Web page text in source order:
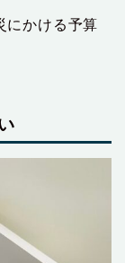
にかける予算